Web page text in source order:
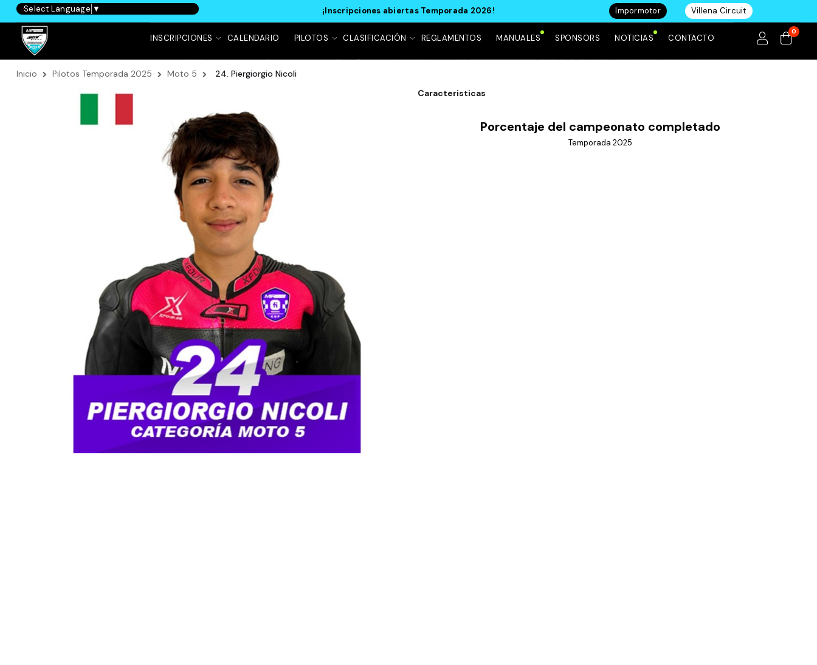
Select Language ▼ ¡Inscripciones abiertas Temporada 2026! Impormotor Villena Circuit
INSCRIPCIONES CALENDARIO PILOTOS CLASIFICACIÓN REGLAMENTOS MANUALES SPONSORS NOTICIAS CONTACTO
0
Inicio Pilotos Temporada 2025 Moto 5
24. Piergiorgio Nicoli
Caracteristicas
Porcentaje del campeonato completado
Temporada 2025